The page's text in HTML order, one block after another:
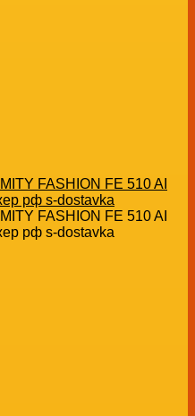
FASHION FE 510 AI
рф s-dostavka
FASHION FE 510 AI
рф s-dostavka